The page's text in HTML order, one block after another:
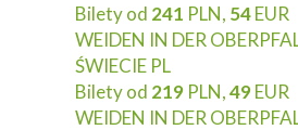
Bilety od 241 PLN, 54EUR
WEIDEN IN DER
ŚWIECIE PL
Bilety od 219 PLN,49EUR
WEIDEN IN DER